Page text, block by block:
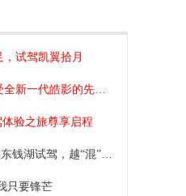
试驾凯翼拾月
代皓影的先端科技魅力
验之旅尊享启程
湖试驾，越“混”越出彩
只要锋芒